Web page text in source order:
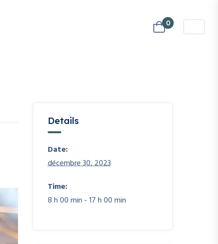
0
Details
Date:
décembre 30, 2023
Time:
8 h 00 min - 17 h 00 min